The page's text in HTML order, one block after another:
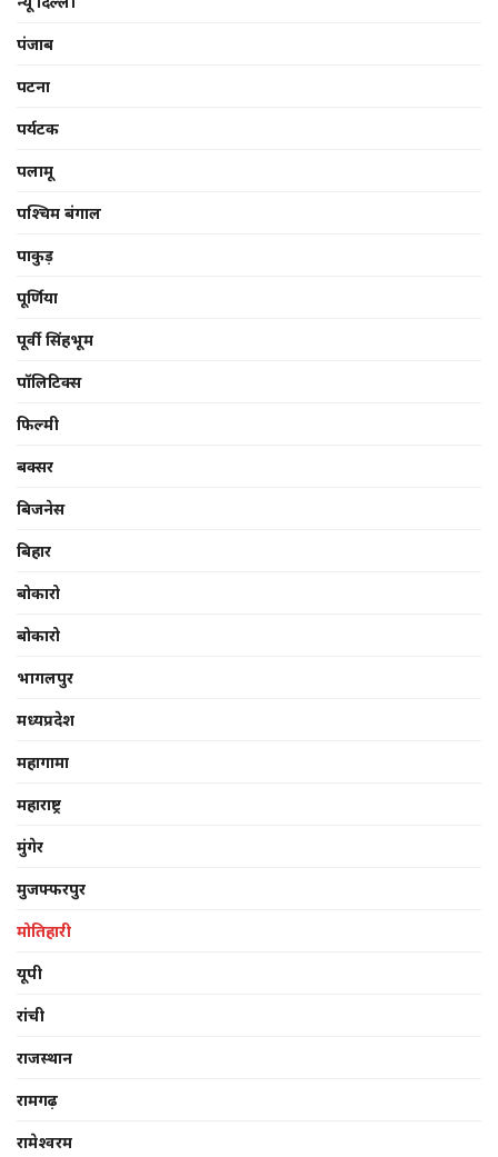
पंजाब
पटना
पर्यटक
पलामू
पश्चिम बंगाल
पाकुड़
पूर्णिया
पूर्वी सिंहभूम
पॉलिटिक्स
फिल्मी
बक्सर
बिजनेस
बिहार
बोकारो
बोकारो
भागलपुर
मध्यप्रदेश
महागामा
महाराष्ट्र
मुंगेर
मुजफ्फरपुर
मोतिहारी
यूपी
रांची
राजस्थान
रामगढ़
रामेश्वरम